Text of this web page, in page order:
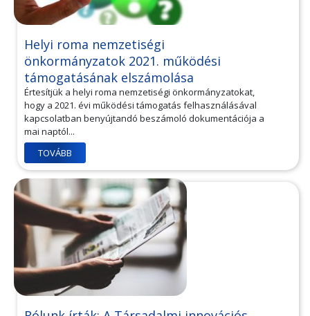
Helyi roma nemzetiségi
önkormányzatok 2021. működési
támogatásának elszámolása
Értesítjük a helyi roma nemzetiségi önkormányzatokat,
hogy a 2021. évi működési támogatás felhasználásával
kapcsolatban benyújtandó beszámoló dokumentációja a
mai naptól...
TOVÁBB